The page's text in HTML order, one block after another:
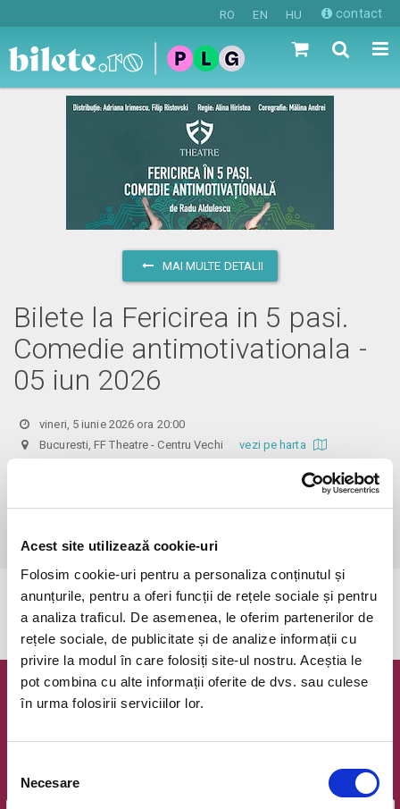
Acest site utilizează cookie-uri
Folosim cookie-uri pentru a personaliza conținutul și
anunțurile, pentru a oferi funcții de rețele sociale și pentru
a analiza traficul. De asemenea, le oferim partenerilor de
rețele sociale, de publicitate și de analize informații cu
privire la modul în care folosiți site-ul nostru. Aceștia le
pot combina cu alte informații oferite de dvs. sau culese
în urma folosirii serviciilor lor.
consimțământului
Necesare
RO EN HU contact
MAI MULTE DETALII
Bilete la Fericirea in 5 pasi.
Comedie antimotivationala -
05 iun 2026
vineri, 5 iunie 2026 ora 20:00
Bucuresti, FF Theatre - Centru Vechivezi pe harta
Din respect pentru actori si public avem rugamintea de a va
prezenta cu cel putin 30 de minute inainte de inceperea spectacolului.
valabilitatea.
Evenimentul a expirat.
Newsletter @ Bilete.ro
Oferte exclusive si o editie saptamanala cu cele mai noi
Email